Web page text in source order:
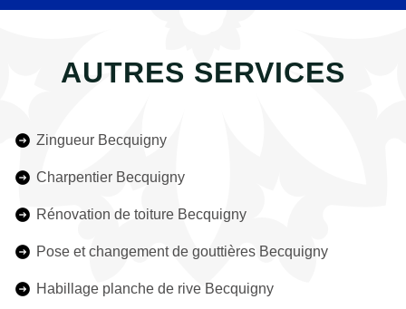
AUTRES SERVICES
Zingueur Becquigny
Charpentier Becquigny
Rénovation de toiture Becquigny
Pose et changement de gouttières Becquigny
Habillage planche de rive Becquigny